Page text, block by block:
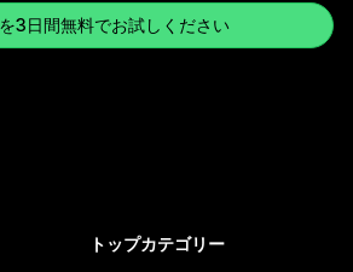
3日間無料でお試しください
トップカテゴリー